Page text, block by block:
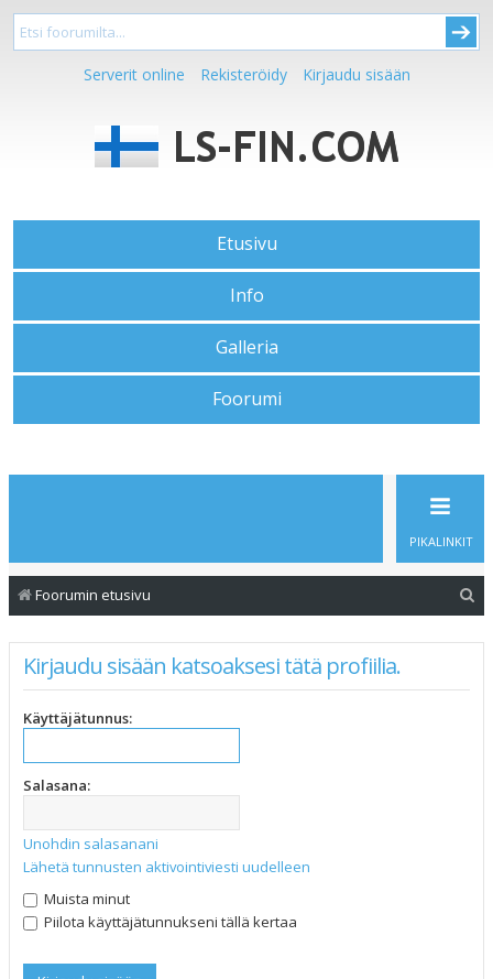
Serverit online Rekisteröidy Kirjaudu sisään
Etusivu
Info
Galleria
Foorumi
PIKALINKIT
Foorumin etusivu
Kirjaudu sisään katsoaksesi tätä profiilia.
Käyttäjätunnus:
Salasana:
Unohdin salasanani
Lähetä tunnusten aktivointiviesti uudelleen
Muista minut
Piilota käyttäjätunnukseni tällä kertaa